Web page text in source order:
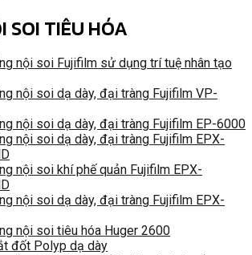
SOI TIÊU HÓA
nội soi Fujifilm sử dụng trí tuệ nhân tạo
nội soi dạ dày, đại tràng Fujifilm VP-
nội soi dạ dày, đại tràng Fujifilm EP-6000
nội soi dạ dày, đại tràng Fujifilm EPX-
nội soi khí phế quản Fujifilm EPX-
nội soi dạ dày, đại tràng Fujifilm EPX-
nội soi tiêu hóa Huger 2600
đốt Polyp dạ dày